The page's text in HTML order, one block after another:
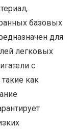
базовых
для
легковых
с
как